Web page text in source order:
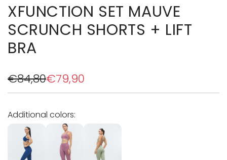
XFUNCTION SET MAUVE
SCRUNCH SHORTS + LIFT
BRA
S
a
l
€84,80
R
e
g
€79,90
Additional colors: